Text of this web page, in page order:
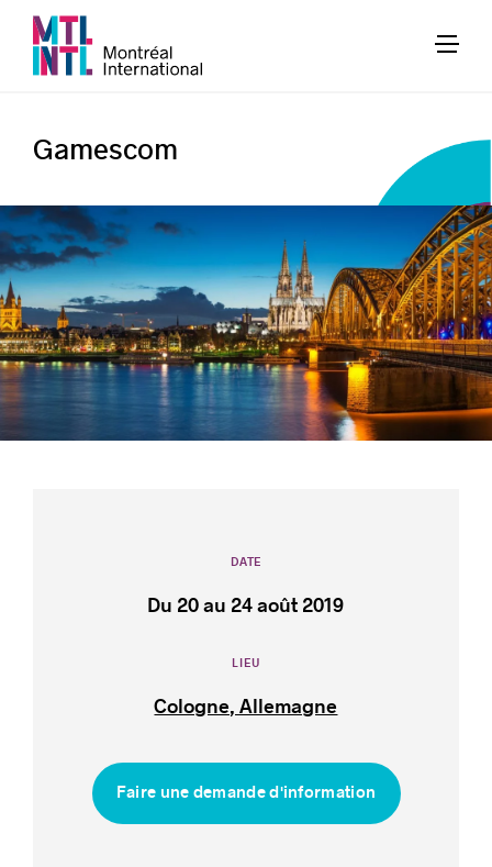
Histoires de réussite
Gamescom
DATE
Du 20 au 24 août 2019
LIEU
Cologne, Allemagne
Faire une demande d'information